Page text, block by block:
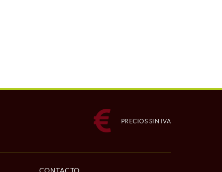
PRECIOS SIN IVA